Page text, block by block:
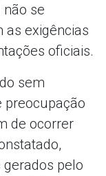
se
as exigências
oficiais.
sem
preocupação
de ocorrer
pelo